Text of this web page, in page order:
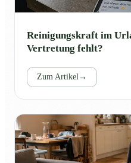
Reinigungskraft im
Vertretung fehlt?
Zum Artikel→